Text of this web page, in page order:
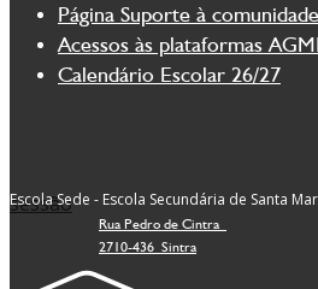
Página Suporte à
Acessos às plataformas
Calendário Escolar 26/27
sessão
Escola Sede - Escola Secundária de Santa
Rua Pedro de Cintra
2710-436 Sintra